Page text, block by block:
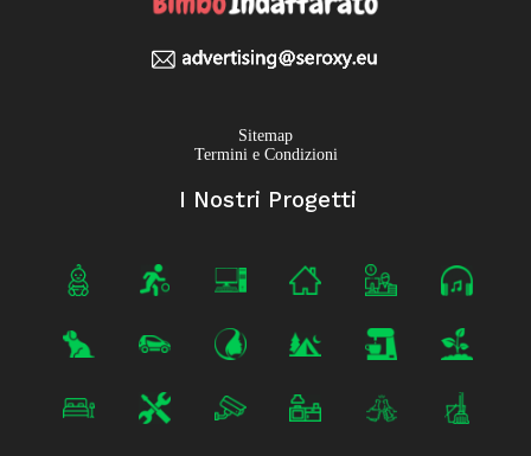
Sitemap
Termini e Condizioni
I Nostri Progetti